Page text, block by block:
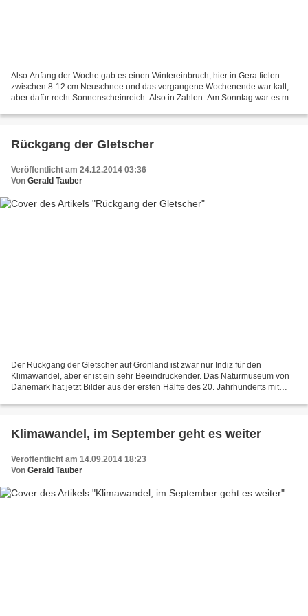
Also Anfang der Woche gab es einen Wintereinbruch, hier in Gera fielen
zwischen 8-12 cm Neuschnee und das vergangene Wochenende war kalt,
aber dafür recht Sonnenscheinreich. Also in Zahlen: Am Sonntag war es mit
Rückgang der Gletscher
Veröffentlicht am 24.12.2014 03:36
Von Gerald Tauber
Der Rückgang der Gletscher auf Grönland ist zwar nur Indiz für den
Klimawandel, aber er ist ein sehr Beeindruckender. Das Naturmuseum von
Dänemark hat jetzt Bilder aus der ersten Hälfte des 20. Jahrhunderts mit
Klimawandel, im September geht es weiter
Veröffentlicht am 14.09.2014 18:23
Von Gerald Tauber